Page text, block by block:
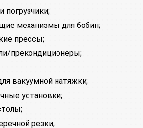
погрузчики;
механизмы для бобин;
прессы;
прекондиционеры;
вакуумной натяжки;
установки;
резки;